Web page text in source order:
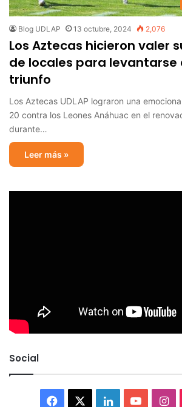
Blog UDLAP 13 octubre, 2024 2,076
Los Aztecas hicieron valer
de locales para levantarse
triunfo
Los Aztecas UDLAP lograron una
20 contra los Leones Anáhuac en el
durante…
Leer más »
Social
Facebook LinkedInYouTube